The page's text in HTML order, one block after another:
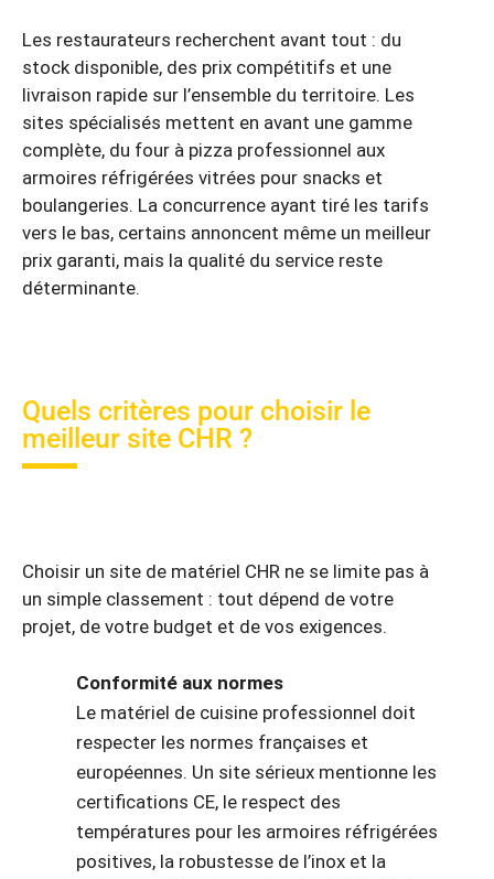
Les restaurateurs recherchent avant tout : du
stock disponible, des prix compétitifs et une
livraison rapide sur l’ensemble du territoire. Les
sites spécialisés mettent en avant une gamme
complète, du four à pizza professionnel aux
armoires réfrigérées vitrées pour snacks et
boulangeries. La concurrence ayant tiré les tarifs
vers le bas, certains annoncent même un meilleur
prix garanti, mais la qualité du service reste
déterminante.
Quels critères pour choisir le
meilleur site CHR ?
Choisir un site de matériel CHR ne se limite pas à
un simple classement : tout dépend de votre
projet, de votre budget et de vos exigences.
Conformité aux normes
Le matériel de cuisine professionnel doit
respecter les normes françaises et
européennes. Un site sérieux mentionne les
certifications CE, le respect des
températures pour les armoires réfrigérées
positives, la robustesse de l’inox et la